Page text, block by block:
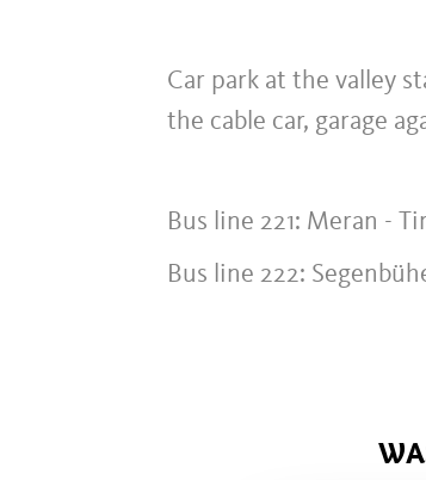
Car park at the valley
the cable car, garage
Bus line 221: Meran -
Bus line 222: